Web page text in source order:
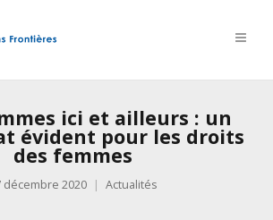
ici et ailleurs : un
évident pour les droits
des femmes
décembre 2020 Actualités